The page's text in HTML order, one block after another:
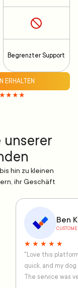
Begrenzter Support
ERHALTEN
unserer
hin zu kleinen
ihr Geschäft
Ben
★ ★ ★ ★ ★
"Love this
quick, and my
The service was